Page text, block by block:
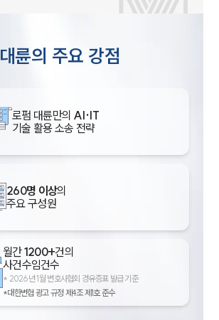
대륜의 주요 강점
로펌 대륜만의 AI·IT
기술 활용 소송 전략
260명 이상의
주요 구성원
월간1200+건의
사건수임건수
* 2026년 1월 변호사협회 경유증표 발급 기준
*대한변협 광고 규정 제4조 제1호 준수